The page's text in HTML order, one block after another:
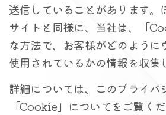
送信していることがあります。
サイトと同様に、当社は、「
な方法で、お客様がどのように
使用されているかの情報を収集
詳細については、このプライバ
「Cookie」についてをご覧く